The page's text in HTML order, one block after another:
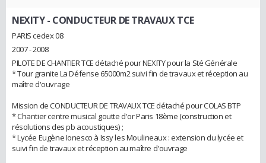
NEXITY- CONDUCTEUR DE TRAVAUX TCE
PARIS cedex 08
2007 - 2008
PILOTE DE CHANTIER TCE détaché pour NEXITY pour la Sté Générale
* Tour granite La Défense 65000m2 suivi fin de travaux et réception au
maître d'ouvrage
Mission de CONDUCTEUR DE TRAVAUX TCE détaché pour COLAS BTP
* Chantier centre musical goutte d'or Paris 18ème (construction et
résolutions des pb acoustiques) ;
* Lycée Eugène Ionesco à Issy les Moulineaux : extension du lycée et
suivi fin de travaux et réception au maître d'ouvrage